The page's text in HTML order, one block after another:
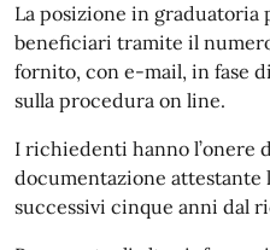
La posizione in graduatoria
beneficiari tramite il
fornito, con e-mail, in fase
sulla procedura on line.
I richiedenti hanno l’onere
documentazione attestante
successivi cinque anni dal